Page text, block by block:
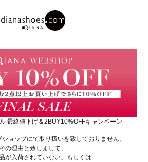
最終値下げ＆2BUY10%OFFキャンペーン
ョップにて取り扱いを致しておりません。
その理由と致しまして、
品が入荷されていない」もしくは